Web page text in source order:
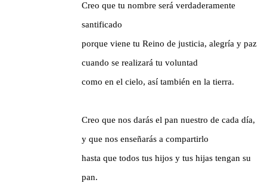
Creo que tu nombre será verdaderamente
santificado
porque viene tu Reino de justicia, alegría y paz
cuando se realizará tu voluntad
como en el cielo, así también en la tierra.
Creo que nos darás el pan nuestro de cada día,
y que nos enseñarás a compartirlo
hasta que todos tus hijos y tus hijas tengan su
pan.